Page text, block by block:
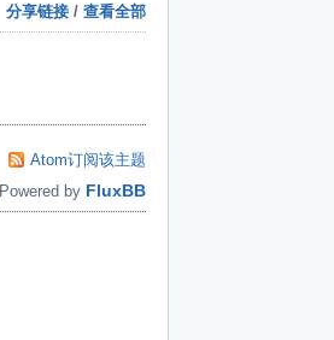
分享链接 / 查看全部
Atom订阅该主题
Powered by FluxBB